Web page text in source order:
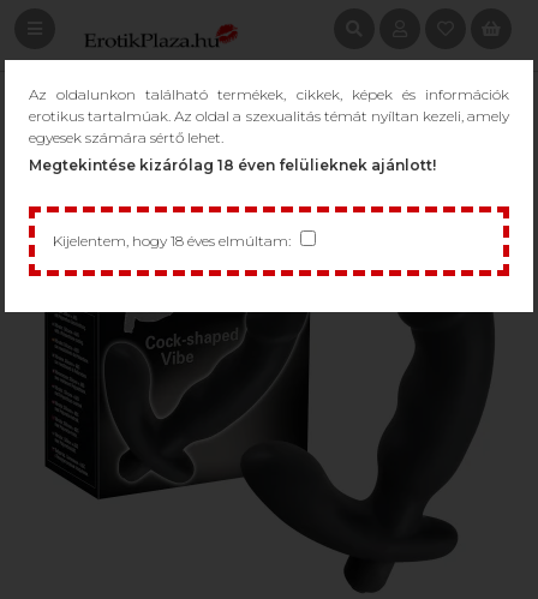
Az oldalunkon található termékek, cikkek, képek és információk
erotikus tartalmúak. Az oldal a szexualitás témát nyíltan kezeli, amely
egyesek számára sértő lehet.
Megtekintése kizárólag 18 éven felülieknek ajánlott!
Kijelentem, hogy 18 éves elmúltam: